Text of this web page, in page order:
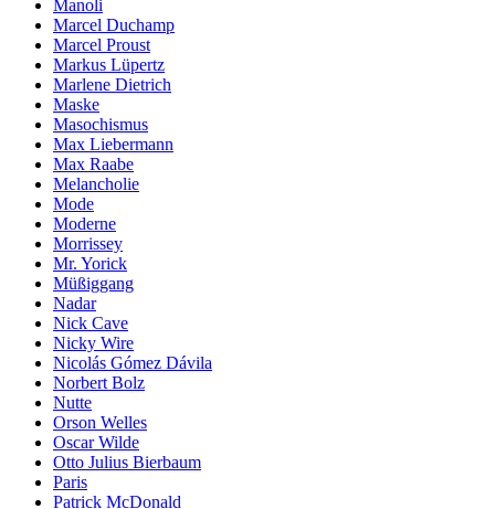
Manoli
Marcel Duchamp
Marcel Proust
Markus Lüpertz
Marlene Dietrich
Maske
Masochismus
Max Liebermann
Max Raabe
Melancholie
Mode
Moderne
Morrissey
Mr. Yorick
Müßiggang
Nadar
Nick Cave
Nicky Wire
Nicolás Gómez Dávila
Norbert Bolz
Nutte
Orson Welles
Oscar Wilde
Otto Julius Bierbaum
Paris
Patrick McDonald